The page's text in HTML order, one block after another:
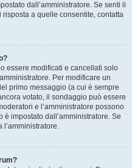
dall’amministratore. Se senti il
a quelle consentite, contatta
essere modificati e cancellati solo
Per modificare un
primo messaggio (a cui è sempre
votato, il sondaggio può essere
e l’amministratore possono
impostato dall’amministratore. Se